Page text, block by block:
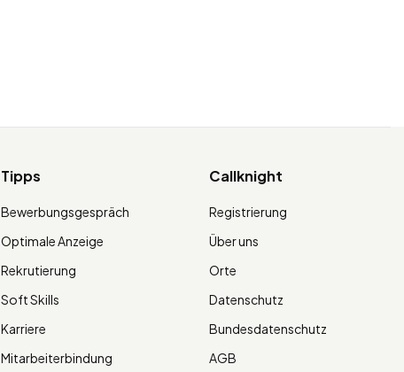
Tipps
Bewerbungsgespräch
Optimale Anzeige
Rekrutierung
Soft Skills
Karriere
Mitarbeiterbindung
Callknight
Registrierung
Über uns
Orte
Datenschutz
Bundesdatenschutz
AGB